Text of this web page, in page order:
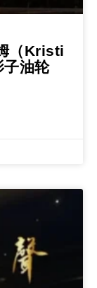
（Kristi
子油轮